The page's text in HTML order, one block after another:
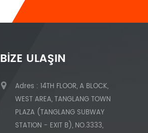
BIZE ULAŞIN
Adres : 14TH FLOOR, A BLOCK,
WEST AREA, TANGLANG TOWN
PLAZA (TANGLANG SUBWAY
STATION - EXIT B), NO.3333,